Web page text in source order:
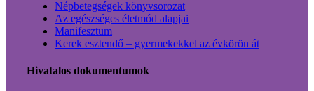
Népbetegségek könyvsorozat
Az egészséges életmód alapjai
Manifesztum
Kerek esztendő – gyermekekkel az évkörön át
Hivatalos dokumentumok